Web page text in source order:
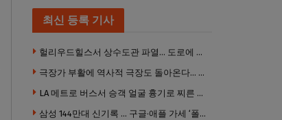
최신 등록 기사
헐리우드힐스서 상수도관 파열… 도로에 물 쏟아져 주민 약 100명 피해
극장가 부활에 역사적 극장도 돌아온다… 웨스트우드 ‘브루인 극장’ 10월 재개장 추진
LA 메트로 버스서 승객 얼굴 흉기로 찌른 증오범죄 피고인, 종신형에 징역 7년 추가 선고
삼성 144만대 신기록 … 구글·애플 가세 ‘폴더블 대전’ 열린다